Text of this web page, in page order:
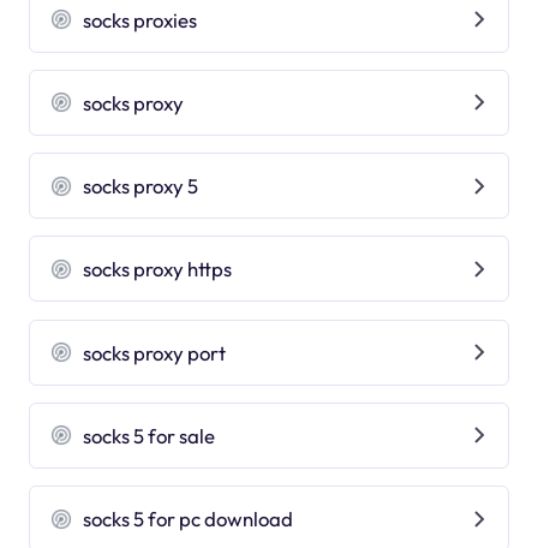
socks proxies
socks proxy
socks proxy 5
socks proxy https
socks proxy port
socks 5 for sale
socks 5 for pc download